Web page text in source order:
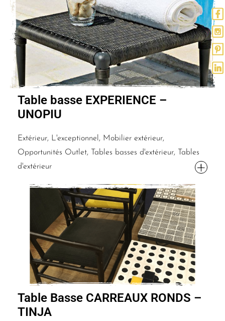
Table basse EXPERIENCE –
UNOPIU
Extérieur, L'exceptionnel, Mobilier extérieur,
Opportunités Outlet, Tables basses d'extérieur, Tables
d'extérieur
Table Basse CARREAUX RONDS –
TINJA